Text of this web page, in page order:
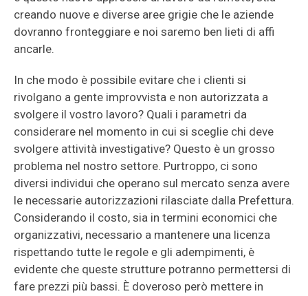
creando nuove e diverse aree grigie che le aziende
dovranno fronteggiare e noi saremo ben lieti di affi
ancarle.
In che modo è possibile evitare che i clienti si
rivolgano a gente improvvista e non autorizzata a
svolgere il vostro lavoro? Quali i parametri da
considerare nel momento in cui si sceglie chi deve
svolgere attività investigative? Questo è un grosso
problema nel nostro settore. Purtroppo, ci sono
diversi individui che operano sul mercato senza avere
le necessarie autorizzazioni rilasciate dalla Prefettura.
Considerando il costo, sia in termini economici che
organizzativi, necessario a mantenere una licenza
rispettando tutte le regole e gli adempimenti, è
evidente che queste strutture potranno permettersi di
fare prezzi più bassi. È doveroso però mettere in